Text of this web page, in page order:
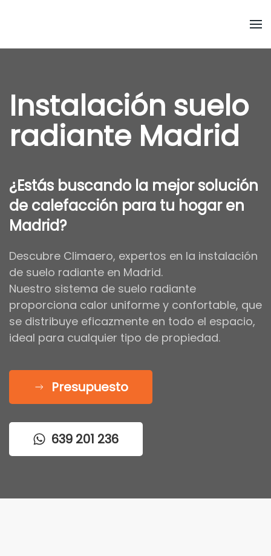
Instalación suelo
radiante Madrid
¿Estás buscando la mejor solución
de calefacción para tu hogar en
Madrid?
Descubre Climaero, expertos en la instalación
de suelo radiante en Madrid.
Nuestro sistema de suelo radiante
proporciona calor uniforme y confortable, que
se distribuye eficazmente en todo el espacio,
ideal para cualquier tipo de propiedad.
Presupuesto
639 201 236